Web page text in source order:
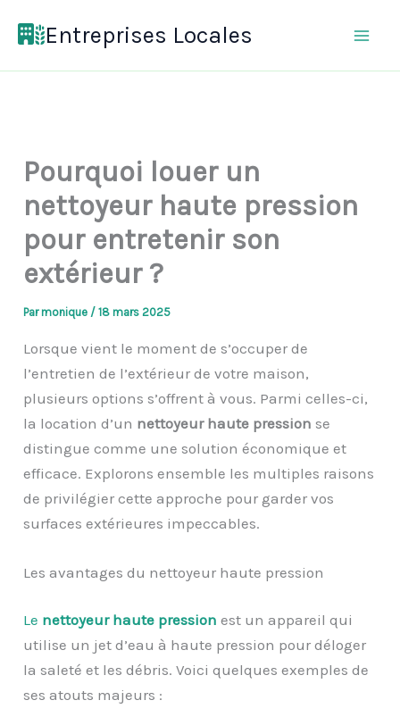
Entreprises Locales
Pourquoi louer un
nettoyeur haute pression
pour entretenir son
extérieur ?
Parmonique /18 mars 2025
Lorsque vient le moment de s’occuper de
l’entretien de l’extérieur de votre maison,
plusieurs options s’offrent à vous. Parmi celles-ci,
la location d’un nettoyeur haute pression se
distingue comme une solution économique et
efficace. Explorons ensemble les multiples raisons
de privilégier cette approche pour garder vos
surfaces extérieures impeccables.
Les avantages du nettoyeur haute pression
Le nettoyeur haute pression est un appareil qui
utilise un jet d’eau à haute pression pour déloger
la saleté et les débris. Voici quelques exemples de
ses atouts majeurs :